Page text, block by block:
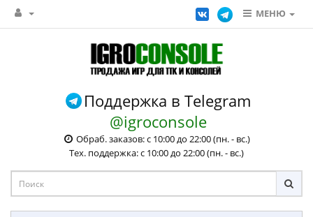
МЕНЮ
Поддержка в Telegram
@igroconsole
Обраб. заказов: с 10:00 до 22:00 (пн. - вс.)
Тех. поддержка: с 10:00 до 22:00 (пн. - вс.)